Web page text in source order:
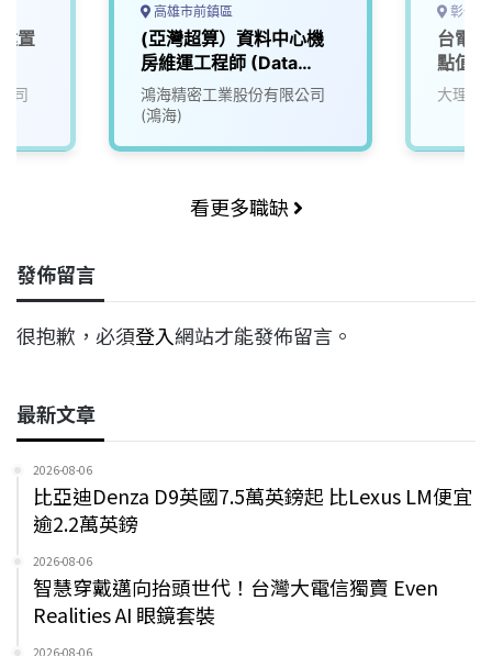
置
司
高雄市前鎮區
(亞灣超算）資料中心機
房維運工程師 (Data
Center Facility
Engineer) (高雄)
鴻海精密工業股份有限公司
(鴻海)
彰化
台電
點值
大理資
看更多職缺
發佈留言
很抱歉，必須登入網站才能發佈留言。
最新文章
2026-08-06
比亞迪Denza D9英國7.5萬英鎊起 比Lexus LM便宜
逾2.2萬英鎊
2026-08-06
智慧穿戴邁向抬頭世代！台灣大電信獨賣 Even
Realities AI 眼鏡套裝
2026-08-06